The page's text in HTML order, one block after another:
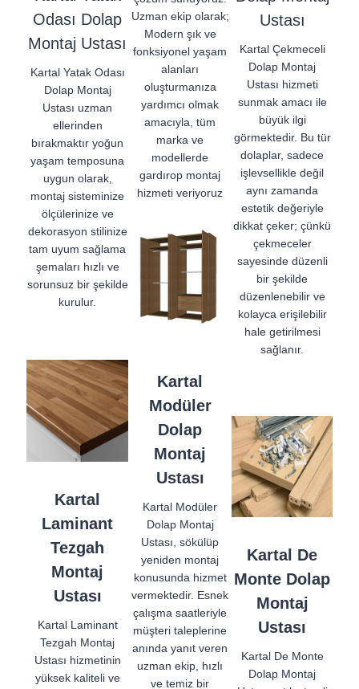
Odası Dolap
Montaj Ustası
Kartal Yatak Odası
Dolap Montaj
Ustası uzman
ellerinden
bırakmaktır yoğun
yaşam temposuna
uygun olarak,
montaj sisteminize
ölçülerinize ve
dekorasyon stilinize
tam uyum sağlama
şemaları hızlı ve
sorunsuz bir şekilde
kurulur.
Uzman ekip olarak;
Modern şık ve
fonksiyonel yaşam
alanları
oluşturmanıza
yardımcı olmak
amacıyla, tüm
marka ve
modellerde
gardırop montaj
hizmeti veriyoruz
Ustası
Kartal Çekmeceli
Dolap Montaj
Ustası hizmeti
sunmak amacı ile
büyük ilgi
görmektedir. Bu tür
dolaplar, sadece
işlevsellikle değil
aynı zamanda
estetik değeriyle
dikkat çeker; çünkü
çekmeceler
sayesinde düzenli
bir şekilde
düzenlenebilir ve
kolayca erişilebilir
hale getirilmesi
sağlanır.
Kartal
Laminant
Tezgah
Montaj
Ustası
Kartal Laminant
Tezgah Montaj
Ustası hizmetinin
yüksek kaliteli ve
Kartal
Modüler
Dolap
Montaj
Ustası
Kartal Modüler
Dolap Montaj
Ustası, sökülüp
yeniden montaj
konusunda hizmet
vermektedir. Esnek
çalışma saatleriyle
müşteri taleplerine
anında yanıt veren
uzman ekip, hızlı
ve temiz bir
Kartal De
Monte Dolap
Montaj
Ustası
Kartal De Monte
Dolap Montaj